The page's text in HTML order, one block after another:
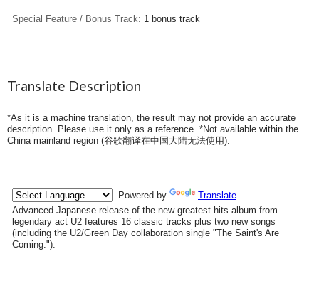
Special Feature / Bonus Track: 1 bonus track
Translate Description
*As it is a machine translation, the result may not provide an accurate
description. Please use it only as a reference. *Not available within the
China mainland region (谷歌翻译在中国大陆无法使用).